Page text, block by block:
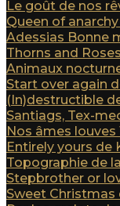
Le goût de nos
Queen of
Adessias Bonne
Thorns and
Animaux
Start over again
(In)destructible
Santiags, Tex-
Nos âmes louves
Entirely yours de
Topographie de
Stepbrother or
Sweet Christmas